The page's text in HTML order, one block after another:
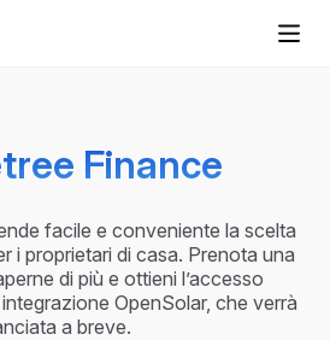
Finance
facile e conveniente la scelta
i proprietari di casa. Prenota una
di più e ottieni l’accesso
OpenSolar, che verrà
a breve.